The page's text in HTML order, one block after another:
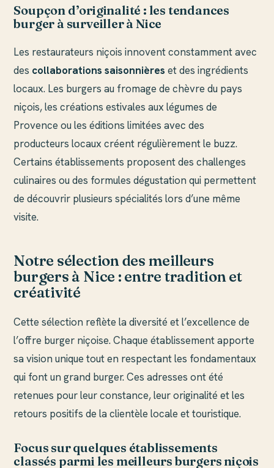
Soupçon d’originalité : les tendances
burger à surveiller à Nice
Les restaurateurs niçois innovent constamment avec
des collaborations saisonnières et des ingrédients
locaux. Les burgers au fromage de chèvre du pays
niçois, les créations estivales aux légumes de
Provence ou les éditions limitées avec des
producteurs locaux créent régulièrement le buzz.
Certains établissements proposent des challenges
culinaires ou des formules dégustation qui permettent
de découvrir plusieurs spécialités lors d’une même
visite.
Notre sélection des meilleurs
burgers à Nice : entre tradition et
créativité
Cette sélection reflète la diversité et l’excellence de
l’offre burger niçoise. Chaque établissement apporte
sa vision unique tout en respectant les fondamentaux
qui font un grand burger. Ces adresses ont été
retenues pour leur constance, leur originalité et les
retours positifs de la clientèle locale et touristique.
Focus sur quelques établissements
classés parmi les meilleurs burgers niçois